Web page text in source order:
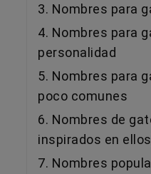
3. Nombres para
4. Nombres para
personalidad
5. Nombres para
poco comunes
6. Nombres de
inspirados en
7. Nombres